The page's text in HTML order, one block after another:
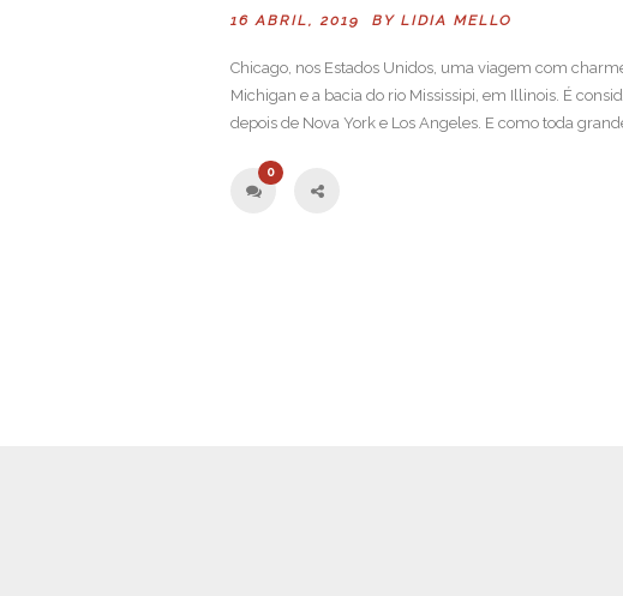
16 ABRIL, 2019 BY LIDIA MELLO
Chicago, nos Estados Unidos, uma viagem com
Michigan e a bacia do rio Mississipi, em Illinois. É
depois de Nova York e Los Angeles. E como toda
0